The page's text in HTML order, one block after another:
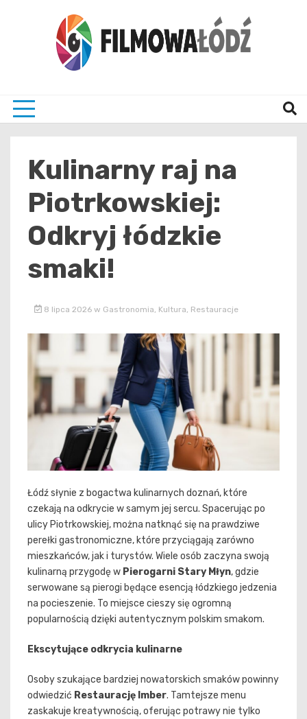
Kulinarny raj na
Piotrkowskiej:
Odkryj łódzkie
smaki!
8 lipca 2026 w Gastronomia Kultura Restauracje
Łódź słynie z bogactwa kulinarnych doznań, które
czekają na odkrycie w samym jej sercu. Spacerując po
ulicy Piotrkowskiej, można natknąć się na prawdziwe
perełki gastronomiczne, które przyciągają zarówno
mieszkańców, jak i turystów. Wiele osób zaczyna swoją
kulinarną przygodę w Pierogarni Stary Młyn, gdzie
serwowane są pierogi będące esencją łódzkiego jedzenia
na pocieszenie. To miejsce cieszy się ogromną
popularnością dzięki autentycznym polskim smakom.
Ekscytujące odkrycia kulinarne
Osoby szukające bardziej nowatorskich smaków powinny
odwiedzić Restaurację Imber. Tamtejsze menu
zaskakuje kreatywnością, oferując potrawy nie tylko